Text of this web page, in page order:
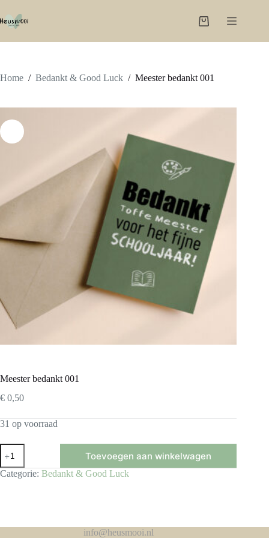
de
Winkelwagen
Home / Bedankt & Good Luck / Meester bedankt 001
Meester bedankt 001
€ 0,50
31 op voorraad
Meester
bedankt
001
aantal
Toevoegen aan winkelwagen
Categorie: Bedankt & Good Luck
info@heusmooi.nl